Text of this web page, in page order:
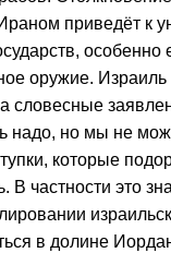
приведёт к
особенно
оружие.
словесные
надо, но мы не
которые
В частности это
в долине